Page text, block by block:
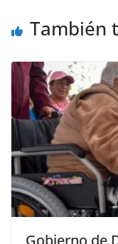
También
Gobierno de